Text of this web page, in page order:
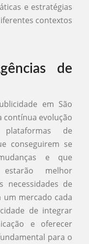
e estratégias
contextos
de
em São
contínua evolução
de
conseguirem se
e que
melhor
necessidades de
um mercado cada
de integrar
e oferecer
para o